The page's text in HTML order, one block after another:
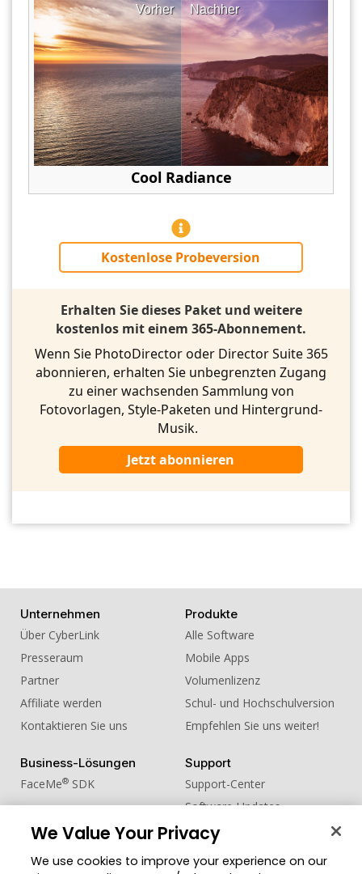
Nachher
Vorher
Cool Radiance
Kostenlose Probeversion
Erhalten Sie dieses Paket und weitere
kostenlos mit einem 365-Abonnement.
Wenn Sie PhotoDirector oder Director Suite 365
abonnieren, erhalten Sie unbegrenzten Zugang
zu einer wachsenden Sammlung von
Fotovorlagen, Style-Paketen und Hintergrund-
Musik.
Jetzt abonnieren
Unternehmen
Über CyberLink
Presseraum
Partner
Affiliate werden
Kontaktieren Sie uns
Produkte
Alle Software
Mobile Apps
Volumenlizenz
Schul- und Hochschulversion
Empfehlen Sie uns weiter!
Business-Lösungen
FaceMe® SDK
Support
Support-Center
Software-Updates
Lernen + Wissen
Community Region ändern
We Value Your Privacy
We use cookies to improve your experience on our